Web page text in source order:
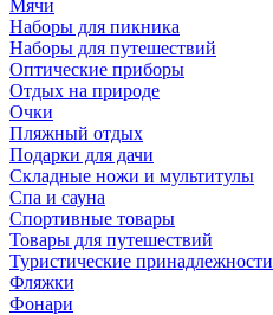
Мячи
Наборы для пикника
Наборы для путешествий
Оптические приборы
Отдых на природе
Очки
Пляжный отдых
Подарки для дачи
Складные ножи и мультитулы
Спа и сауна
Спортивные товары
Товары для путешествий
Туристические принадлежности
Фляжки
Фонари